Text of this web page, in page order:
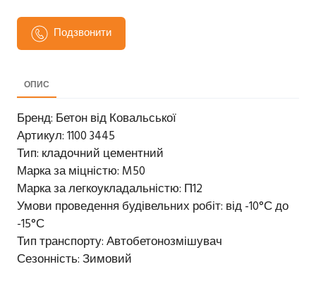
Подзвонити
ОПИС
Бренд: Бетон від Ковальської
Артикул: 1100 3445
Тип: кладочний цементний
Марка за міцністю: M50
Марка за легкоукладальністю: П12
Умови проведення будівельних робіт: від -10°С до
-15°С
Тип транспорту: Автобетонозмішувач
Сезонність: Зимовий